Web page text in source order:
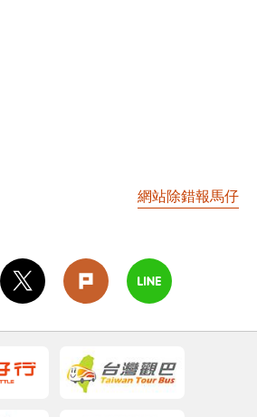
網站除錯報馬仔